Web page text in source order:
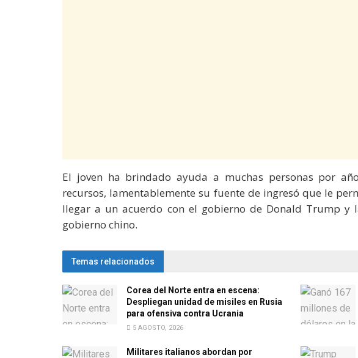
El joven ha brindado ayuda a muchas personas por
recursos, lamentablemente su fuente de ingresó que le
llegar a un acuerdo con el gobierno de Donald Trump y
gobierno chino.
Temas relacionados
Corea del Norte entra en escena:
Despliegan unidad de misiles en Rusia
para ofensiva contra Ucrania
5 AGOSTO, 2026
Militares italianos abordan por